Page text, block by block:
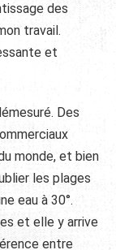
des
travail.
et
Des
monde, et bien
les plages
eau à 30°.
et elle y arrive
entre